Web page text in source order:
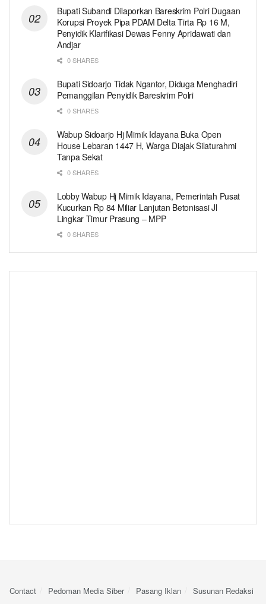
Bupati Subandi Dilaporkan Bareskrim Polri Dugaan
Korupsi Proyek Pipa PDAM Delta Tirta Rp 16 M,
Penyidik Klarifikasi Dewas Fenny Apridawati dan
Andjar
0 SHARES
Bupati Sidoarjo Tidak Ngantor, Diduga Menghadiri
Pemanggilan Penyidik Bareskrim Polri
0 SHARES
Wabup Sidoarjo Hj Mimik Idayana Buka Open
House Lebaran 1447 H, Warga Diajak Silaturahmi
Tanpa Sekat
0 SHARES
Lobby Wabup Hj Mimik Idayana, Pemerintah Pusat
Kucurkan Rp 84 Miliar Lanjutan Betonisasi Jl
Lingkar Timur Prasung – MPP
0 SHARES
Contact Pedoman Media Siber Pasang Iklan Susunan Redaksi